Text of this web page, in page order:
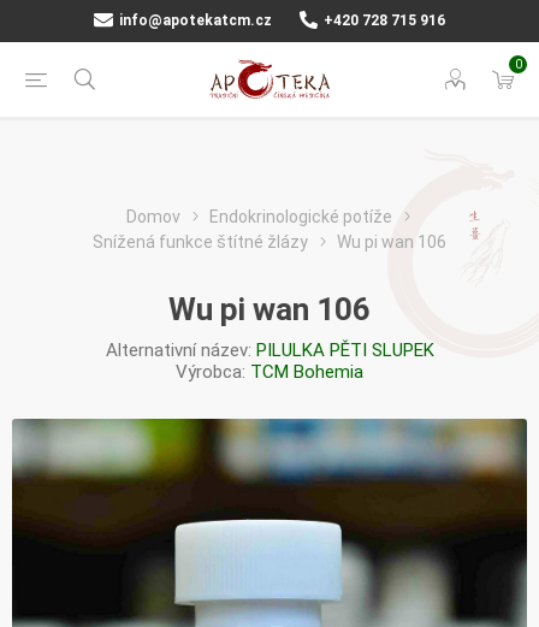
info@apotekatcm.cz +420 728 715 916
0
Domov
Endokrinologické potíže
Snížená funkce štítné žlázy
Wu pi wan 106
Wu pi wan 106
Alternativní název: PILULKA PĚTI SLUPEK
Výrobca: TCM Bohemia